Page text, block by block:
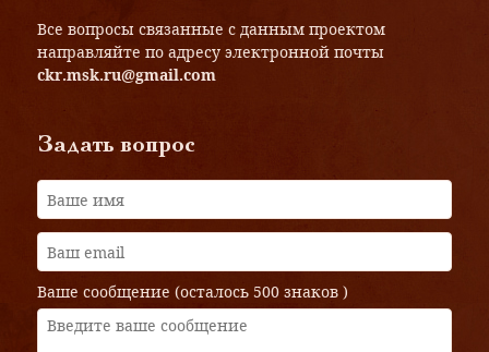
Все вопросы связанные с данным проектом
направляйте по адресу электронной почты
ckr.msk.ru@gmail.com
Задать вопрос
Ваше сообщение (осталось 500 знаков )